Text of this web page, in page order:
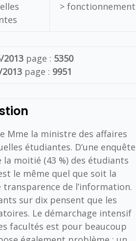
> fonctionnement
2013page : 5350
page : 9951
Mme la ministre des affaires
étudiantes. D’une enquête
moitié (43 %) des étudiants
le même quel que soit la
de l’information.
sur dix pensent que les
Le démarchage intensif
facultés est pour beaucoup